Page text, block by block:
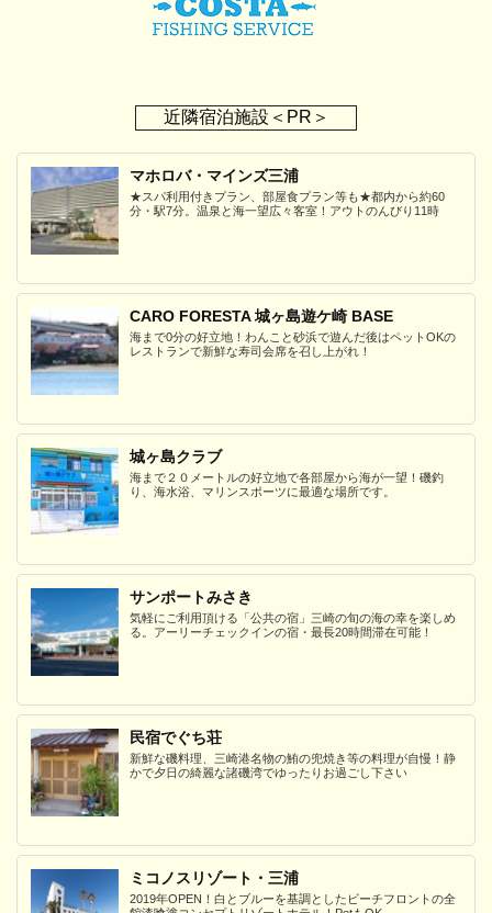
近隣宿泊施設＜PR＞
マホロバ・マインズ三浦
★スパ利用付きプラン、部屋食プラン等も★都内から約60
分・駅7分。温泉と海一望広々客室！アウトのんびり11時
CARO FORESTA 城ヶ島遊ケ崎 BASE
海まで0分の好立地！わんこと砂浜で遊んだ後はペットOKの
レストランで新鮮な寿司会席を召し上がれ！
城ヶ島クラブ
海まで２０メートルの好立地で各部屋から海が一望！磯釣
り、海水浴、マリンスポーツに最適な場所です。
サンポートみさき
気軽にご利用頂ける「公共の宿」三崎の旬の海の幸を楽しめ
る。アーリーチェックインの宿・最長20時間滞在可能！
民宿でぐち荘
新鮮な磯料理、三崎港名物の鮪の兜焼き等の料理が自慢！静
かで夕日の綺麗な諸磯湾でゆったりお過ごし下さい
ミコノスリゾート・三浦
2019年OPEN！白とブルーを基調としたビーチフロントの全